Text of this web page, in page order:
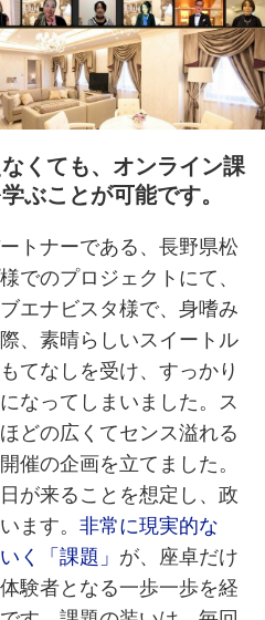
くても、オンライン課
ぶことが可能です。
トナーである、長野県松
でのプロジェクトにて、
エナビスタ様で、身嗜み
、素晴らしいスイートル
てなしを受け、すっかり
なってしまいました。ス
どの広くてセンス溢れる
催の企画を立てました。
が来ることを想定し、政
ます。 非常に現実的な
く「課題」 が、座卓だけ
験者となる一歩一歩を経